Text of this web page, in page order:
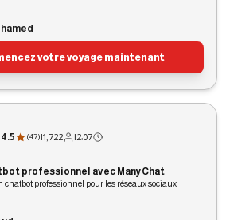
votre voyage maintenant
4.5 (47)|1,722 |2:07
professionnel avec ManyChat
chatbot professionnel pour les réseaux sociaux